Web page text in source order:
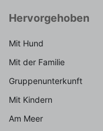
Hervorgehoben
Mit Hund
Mit der Familie
Gruppenunterkunft
Mit Kindern
Am Meer